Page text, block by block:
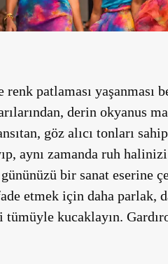
patlaması yaşanması
derin okyanus
göz alıcı tonları
aynı zamanda ruh
gününüzü bir sanat eserine
etmek için daha parlak,
tümüyle kucaklayın.